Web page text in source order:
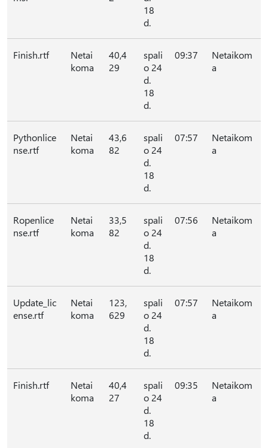
18
d.
Finish.rtf
Netai
koma
40,4
29
spali
o 24
d.
18
d.
09:37
Netaikom
a
Pythonlice
nse.rtf
Netai
koma
43,6
82
spali
o 24
d.
18
d.
07:57
Netaikom
a
Ropenlice
nse.rtf
Netai
koma
33,5
82
spali
o 24
d.
18
d.
07:56
Netaikom
a
Update_lic
ense.rtf
Netai
koma
123,
629
spali
o 24
d.
18
d.
07:57
Netaikom
a
Finish.rtf
Netai
koma
40,4
27
spali
o 24
d.
18
d.
09:35
Netaikom
a